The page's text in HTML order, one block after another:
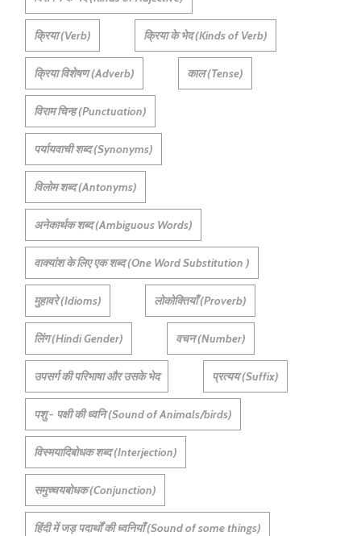
क्रिया (Verb) क्रिया के भेद (Kinds of Verb)
क्रिया विशेषण (Adverb) काल (Tense)
विराम चिन्ह (Punctuation)
पर्यायवाची शब्द (Synonyms)
विलोम शब्द (Antonyms)
अनेकार्थक शब्द (Ambiguous Words)
वाक्यांश के लिए एक शब्द (One Word Substitution )
मुहावरे (Idioms) लोकोक्तियाँ (Proverb)
लिंग (Hindi Gender) वचन (Number)
उपसर्ग की परिभाषा और उसके भेद प्रत्यय (Suffix)
पशु - पक्षी की ध्वनि (Sound of Animals/birds)
विस्मयादिबोधक शब्द (Interjection)
समुच्चयबोधक (Conjunction)
हिंदी में जड़ पदार्थों की ध्वनियाँ (Sound of some things)